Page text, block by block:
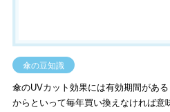
傘の豆知識
傘のUVカット効果には有効期間があ
からといって毎年買い換えなければ意